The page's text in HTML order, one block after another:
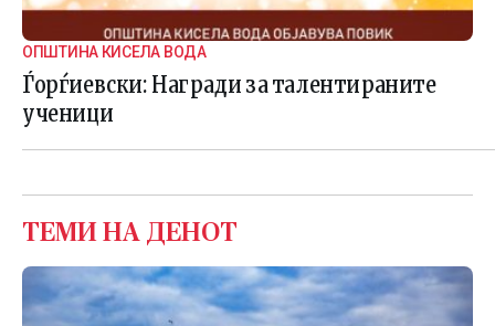
ОПШТИНА КИСЕЛА ВОДА
Ѓорѓиевски: Награди за талентираните
ученици
ТЕМИ НА ДЕНОТ